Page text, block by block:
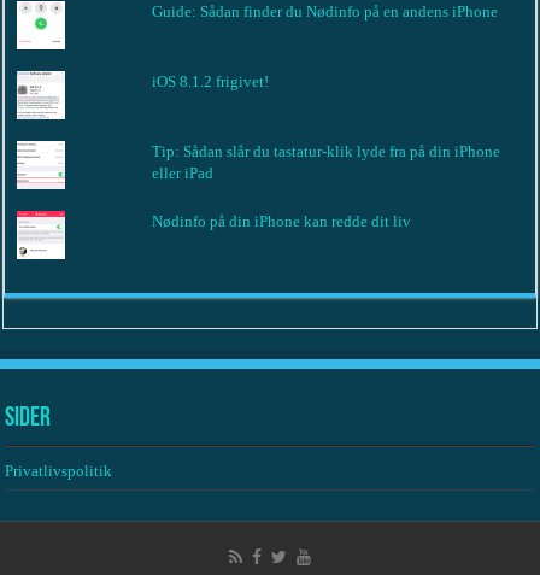
Guide: Sådan finder du Nødinfo på en andens iPhone
iOS 8.1.2 frigivet!
Tip: Sådan slår du tastatur-klik lyde fra på din iPhone
eller iPad
Nødinfo på din iPhone kan redde dit liv
Sider
Privatlivspolitik